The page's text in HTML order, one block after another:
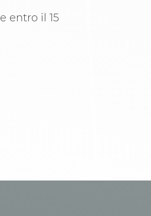
entro il 15